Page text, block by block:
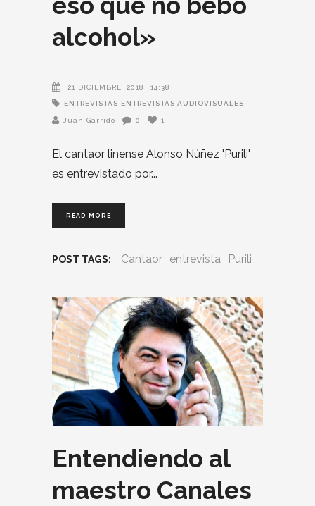
alcohol»
21 DICIEMBRE, 2018 14:38
ENTREVISTAS ENTREVISTAS AUDIOVISUALES
Juan Garrido 0 1
​El cantaor linense Alonso Núñez 'Purili'
es entrevistado por
READ MORE
POST TAGS: Cantaor entrevista Purili
Entendiendo al
maestro Canales